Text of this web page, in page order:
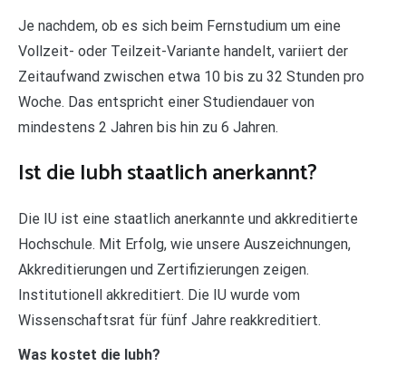
Je nachdem, ob es sich beim Fernstudium um eine
Vollzeit- oder Teilzeit-Variante handelt, variiert der
Zeitaufwand zwischen etwa 10 bis zu 32 Stunden pro
Woche. Das entspricht einer Studiendauer von
mindestens 2 Jahren bis hin zu 6 Jahren.
Ist die Iubh staatlich anerkannt?
Die IU ist eine staatlich anerkannte und akkreditierte
Hochschule. Mit Erfolg, wie unsere Auszeichnungen,
Akkreditierungen und Zertifizierungen zeigen.
Institutionell akkreditiert. Die IU wurde vom
Wissenschaftsrat für fünf Jahre reakkreditiert.
Was kostet die Iubh?